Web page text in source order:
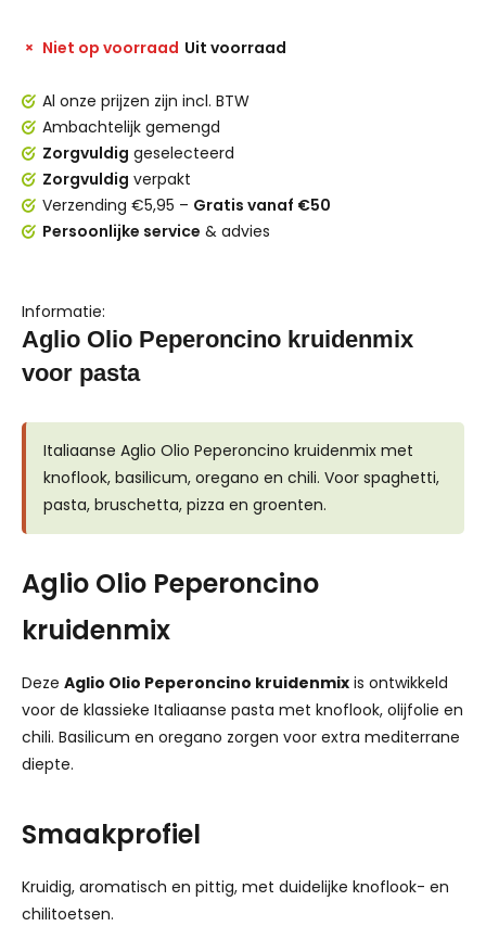
Niet op voorraad Uit voorraad
Al onze prijzen zijn incl. BTW
Ambachtelijk gemengd
Zorgvuldig geselecteerd
Zorgvuldig verpakt
Verzending €5,95 – Gratis vanaf €50
Persoonlijke service & advies
Informatie:
Aglio Olio Peperoncino kruidenmix
voor pasta
Italiaanse Aglio Olio Peperoncino kruidenmix met
knoflook, basilicum, oregano en chili. Voor spaghetti,
pasta, bruschetta, pizza en groenten.
Aglio Olio Peperoncino
kruidenmix
Deze Aglio Olio Peperoncino kruidenmix is ontwikkeld
voor de klassieke Italiaanse pasta met knoflook, olijfolie en
chili. Basilicum en oregano zorgen voor extra mediterrane
diepte.
Smaakprofiel
Kruidig, aromatisch en pittig, met duidelijke knoflook- en
chilitoetsen.